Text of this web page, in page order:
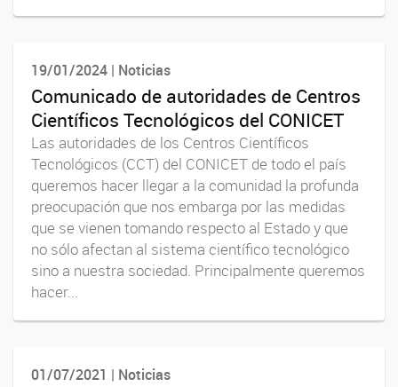
19/01/2024 | Noticias
Comunicado de autoridades de Centros
Científicos Tecnológicos del CONICET
Las autoridades de los Centros Científicos
Tecnológicos (CCT) del CONICET de todo el país
queremos hacer llegar a la comunidad la profunda
preocupación que nos embarga por las medidas
que se vienen tomando respecto al Estado y que
no sólo afectan al sistema científico tecnológico
sino a nuestra sociedad. Principalmente queremos
hacer...
01/07/2021 | Noticias